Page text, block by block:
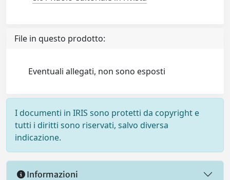
File in questo prodotto:
Eventuali allegati, non sono esposti
I documenti in IRIS sono protetti da copyright e
tutti i diritti sono riservati, salvo diversa
indicazione.
Informazioni